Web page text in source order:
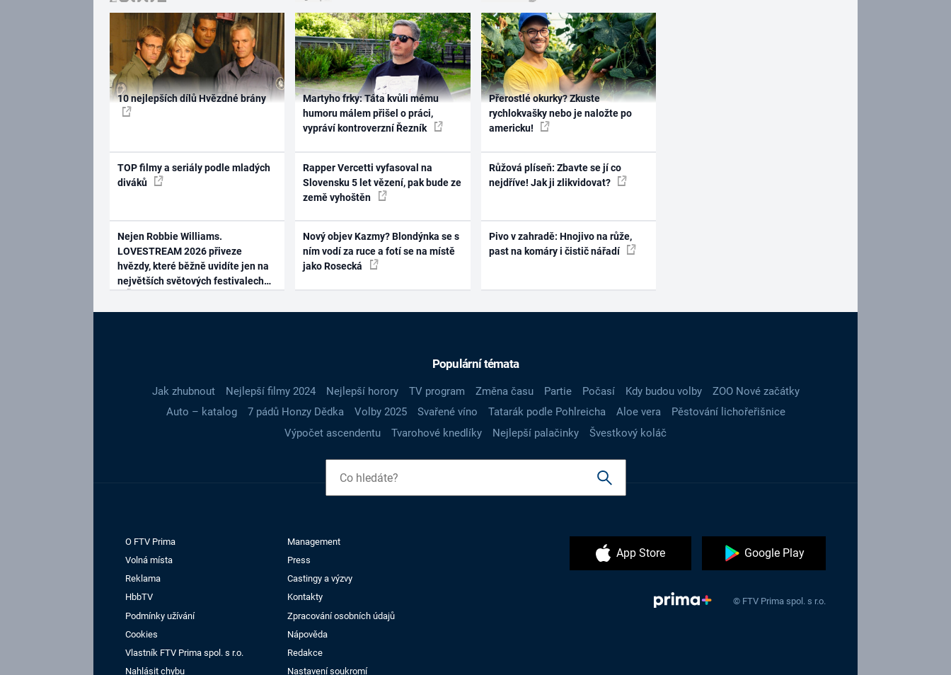
10 nejlepších dílů Hvězdné brány
TOP filmy a seriály podle mladých
diváků
Nejen Robbie Williams.
LOVESTREAM 2026 přiveze
hvězdy, které běžně uvidíte jen na
největších světových festivalech
Martyho frky: Táta kvůli mému
humoru málem přišel o práci,
vypráví kontroverzní Řezník
Rapper Vercetti vyfasoval na
Slovensku 5 let vězení, pak bude ze
země vyhoštěn
Nový objev Kazmy? Blondýnka se s
ním vodí za ruce a fotí se na místě
jako Rosecká
Přerostlé okurky? Zkuste
rychlokvašky nebo je naložte po
americku!
Růžová plíseň: Zbavte se jí co
nejdříve! Jak ji zlikvidovat?
Pivo v zahradě: Hnojivo na růže,
past na komáry i čistič nářadí
Populární témata
Jak zhubnout Nejlepší filmy 2024 Nejlepší horory TV program Změna času Partie Počasí Kdy budou volby
ZOO Nové začátky
Auto – katalog
7 pádů Honzy Dědka Volby 2025 Svařené víno Tatarák podle Pohlreicha Aloe vera
Pěstování lichořeřišnice
Výpočet ascendentu
Tvarohové knedlíky Nejlepší palačinky Švestkový koláč
O FTV Prima
Management
Volná místa
Press
Reklama
Castingy a výzvy
HbbTV
Kontakty
Podmínky užívání
Zpracování osobních údajů
Cookies
Nápověda
Vlastník FTV Prima spol. s r.o.
Redakce
Nahlásit chybu
Nastavení soukromí
App Store Google Play
© FTV Prima spol. s r.o.